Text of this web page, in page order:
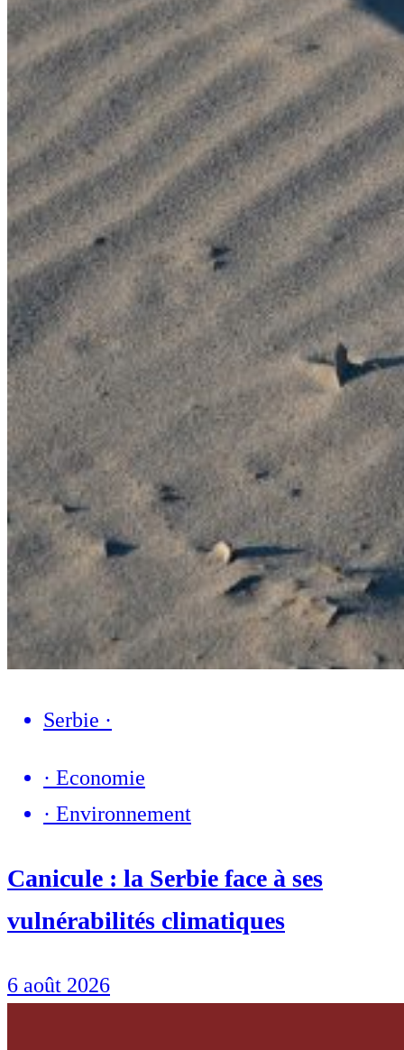
Serbie ·
· Economie
· Environnement
Canicule : la Serbie face à ses
vulnérabilités climatiques
6 août 2026